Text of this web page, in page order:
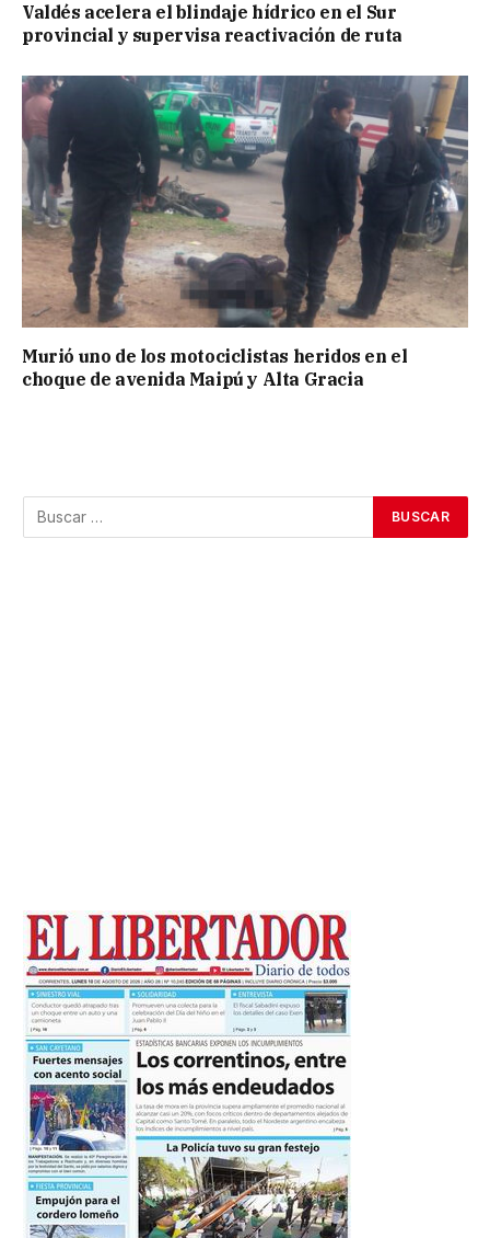
Valdés acelera el blindaje hídrico en el Sur
provincial y supervisa reactivación de ruta
Murió uno de los motociclistas heridos en el
choque de avenida Maipú y Alta Gracia